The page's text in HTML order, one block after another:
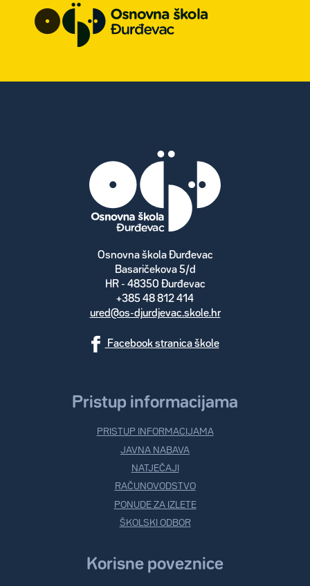
Osnovna škola Đurđevac
Basaričekova 5/d
HR - 48350 Đurđevac
+385 48 812 414
ured@os-djurdjevac.skole.hr
Facebook stranica škole
Pristup informacijama
PRISTUP INFORMACIJAMA
JAVNA NABAVA
NATJEČAJI
RAČUNOVODSTVO
PONUDE ZA IZLETE
ŠKOLSKI ODBOR
Korisne poveznice